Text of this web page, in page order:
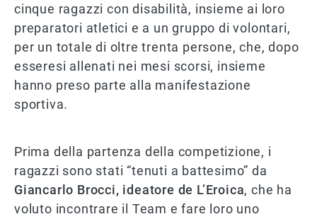
cinque ragazzi con disabilità, insieme ai loro
preparatori atletici e a un gruppo di volontari,
per un totale di oltre trenta persone, che, dopo
esseresi allenati nei mesi scorsi, insieme
hanno preso parte alla manifestazione
sportiva.
Prima della partenza della competizione, i
ragazzi sono stati “tenuti a battesimo” da
Giancarlo Brocci, ideatore de L’Eroica, che ha
voluto incontrare il Team e fare loro uno